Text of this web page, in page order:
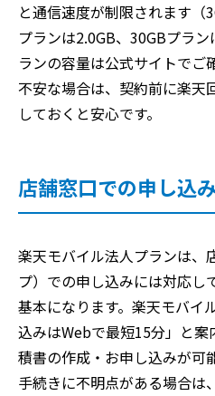
と通信速度が制限されます（
プランは2.0GB、30GBプラ
ランの容量は公式サイトでご
不安な場合は、契約前に楽天
しておくと安心です。
店舗窓口での申し込
楽天モバイル法人プランは、
プ）での申し込みには対応し
基本になります。楽天モバイ
込みはWebで最短15分」と
積書の作成・お申し込みが可
手続きに不明点がある場合は